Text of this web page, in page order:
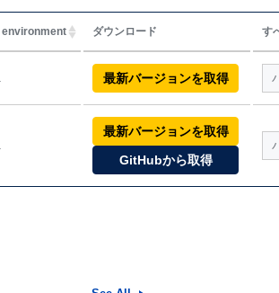
environment ダウンロード す
最新バージョンを取得
最新バージョンを取得
GitHubから取得